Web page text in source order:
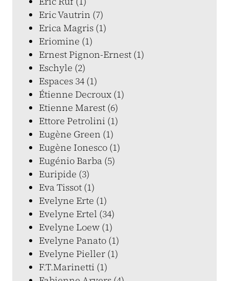
Eric Vautrin (7)
Erica Magris (1)
Eriomine (1)
Ernest Pignon-Ernest (1)
Eschyle (2)
Espaces 34 (1)
Étienne Decroux (1)
Etienne Marest (6)
Ettore Petrolini (1)
Eugène Green (1)
Eugène Ionesco (1)
Eugénio Barba (5)
Euripide (3)
Eva Tissot (1)
Evelyne Erte (1)
Evelyne Ertel (34)
Evelyne Loew (1)
Evelyne Panato (1)
Evelyne Pieller (1)
F.T.Marinetti (1)